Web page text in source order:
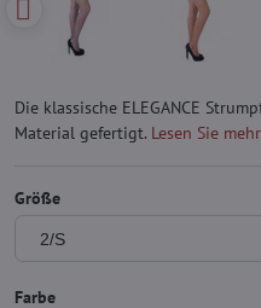
Die klassische ELEGANCE
Material gefertigt. Lesen Sie mehr
Größe
Farbe